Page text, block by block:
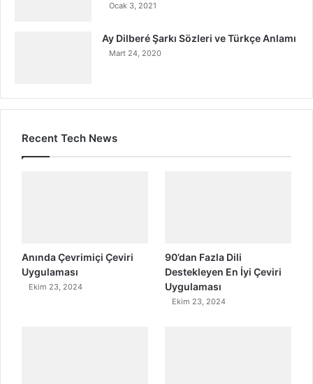
Ocak 3, 2021
Ay Dilberé Şarkı Sözleri ve Türkçe Anlamı
Mart 24, 2020
Recent Tech News
Anında Çevrimiçi Çeviri
Uygulaması
Ekim 23, 2024
90’dan Fazla Dili
Destekleyen En İyi Çeviri
Uygulaması
Ekim 23, 2024